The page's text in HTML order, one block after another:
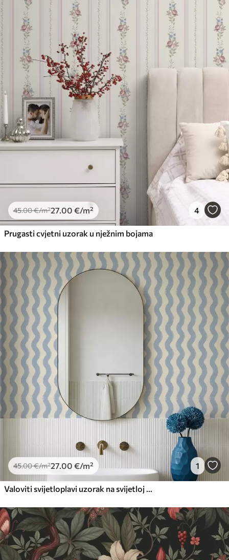
45.00€/m²27.00 €/m² 4
Prugasti cvjetni uzorak u nježnim bojama
45.00€/m²27.00 €/m² 1
Valoviti svijetloplavi uzorak na svijetloj pozadini